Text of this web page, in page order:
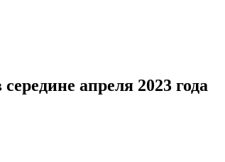
апреля 2023 года